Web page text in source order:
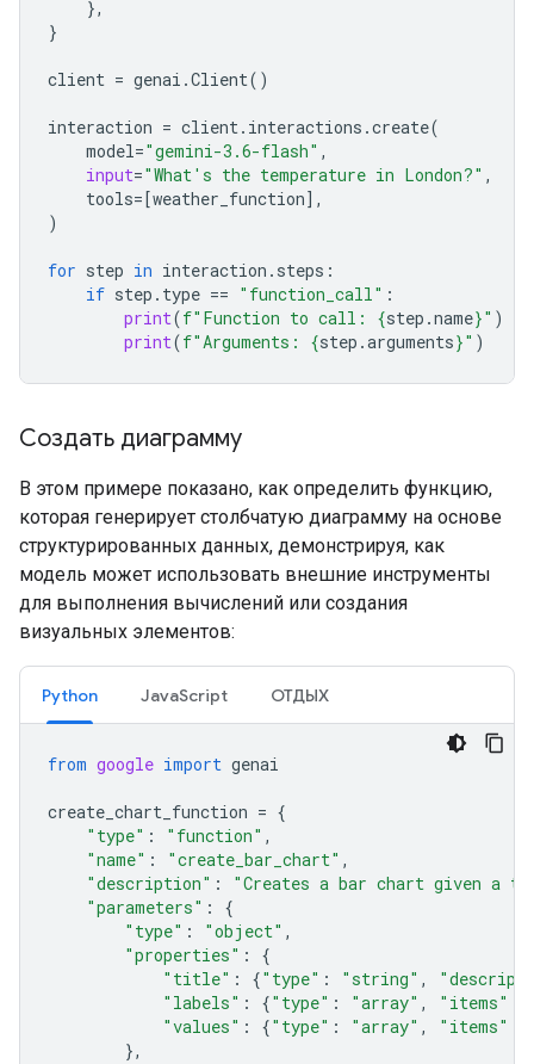
},
}
client = genai .Client()
interaction = client. interactions .create(
model="gemini-3.6-flash" ,
input="What's the temperature in London?" ,
tools=[weather_function],
)
for step in interaction . steps :
if step . type == "function_call" :
print(f"Function to call: {step .name}" )
print(f"Arguments: {step .arguments}" )
Создать диаграмму
В этом примере показано, как определить функцию,
которая генерирует столбчатую диаграмму на основе
структурированных данных, демонстрируя, как
модель может использовать внешние инструменты
для выполнения вычислений или создания
визуальных элементов:
Python JavaScript ОТДЫХ
from google import genai
create_chart_function = {
"type" : "function" ,
"name" : "create_bar_chart" ,
"description" :
"Creates a bar chart given a
"parameters" :
{
"type" : "object" ,
"properties" :
{
"title" : {"type" : "string" ,
"labels" : {"type" : "array" , "items"
"values" : {"type" : "array" , "items"
},